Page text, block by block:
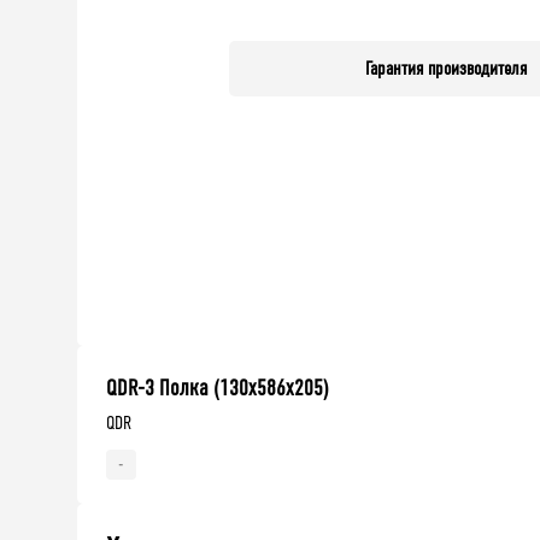
Гарантия производителя
QDR-3 Полка (130х586х205)
QDR
-